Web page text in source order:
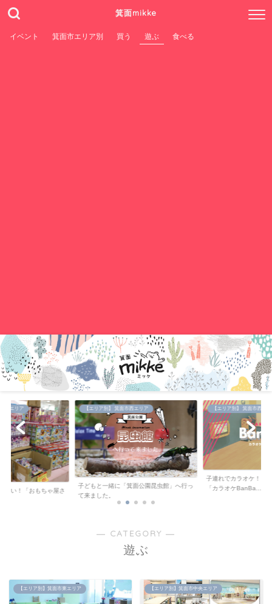
箕面mikke
イベント 箕面市エリア別 買う 遊ぶ 食べる
。
央エリア
安い！「おもちゃ屋さ
【エリア別】 箕面市西エリア
子どもと一緒に「箕面公園昆虫館」へ行っ
て来ました。
【エリア別】 箕面市西エ
子連れでカラオケ！キ
「カラオケBanBa...
― CATEGORY ―
遊ぶ
【エリア別】箕面市東エリア 【エリア別】箕面市中央エリア